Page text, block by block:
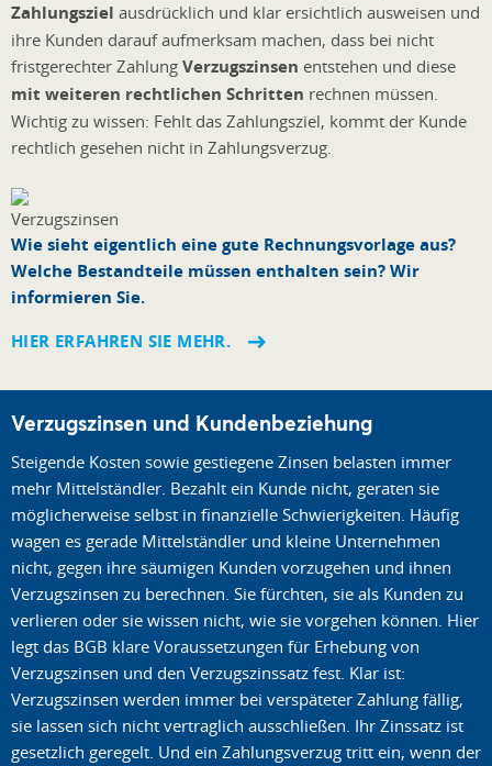
Zahlungsziel ausdrücklich und klar ersichtlich ausweisen und
ihre Kunden darauf aufmerksam machen, dass bei nicht
fristgerechter Zahlung Verzugszinsen entstehen und diese
mit weiteren rechtlichen Schritten rechnen müssen.
Wichtig zu wissen: Fehlt das Zahlungsziel, kommt der Kunde
rechtlich gesehen nicht in Zahlungsverzug.
Wie sieht eigentlich eine gute Rechnungsvorlage aus?
Welche Bestandteile müssen enthalten sein? Wir
informieren Sie.
HIER ERFAHREN SIE MEHR.
Verzugszinsen und Kundenbeziehung
Steigende Kosten sowie gestiegene Zinsen belasten immer
mehr Mittelständler. Bezahlt ein Kunde nicht, geraten sie
möglicherweise selbst in finanzielle Schwierigkeiten. Häufig
wagen es gerade Mittelständler und kleine Unternehmen
nicht, gegen ihre säumigen Kunden vorzugehen und ihnen
Verzugszinsen zu berechnen. Sie fürchten, sie als Kunden zu
verlieren oder sie wissen nicht, wie sie vorgehen können. Hier
legt das BGB klare Voraussetzungen für Erhebung von
Verzugszinsen und den Verzugszinssatz fest. Klar ist:
Verzugszinsen werden immer bei verspäteter Zahlung fällig,
sie lassen sich nicht vertraglich ausschließen. Ihr Zinssatz ist
gesetzlich geregelt. Und ein Zahlungsverzug tritt ein, wenn der